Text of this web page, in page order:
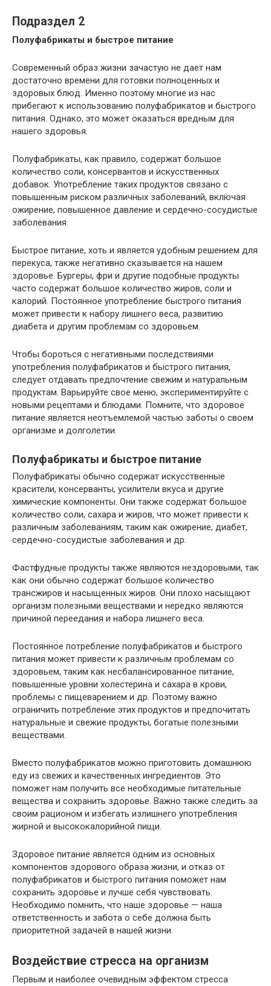
Подраздел 2
Полуфабрикаты и быстрое питание
Современный образ жизни зачастую не дает нам
достаточно времени для готовки полноценных и
здоровых блюд. Именно поэтому многие из нас
прибегают к использованию полуфабрикатов и быстрого
питания. Однако, это может оказаться вредным для
нашего здоровья.
Полуфабрикаты, как правило, содержат большое
количество соли, консервантов и искусственных
добавок. Употребление таких продуктов связано с
повышенным риском различных заболеваний, включая
ожирение, повышенное давление и сердечно-сосудистые
заболевания.
Быстрое питание, хоть и является удобным решением для
перекуса, также негативно сказывается на нашем
здоровье. Бургеры, фри и другие подобные продукты
часто содержат большое количество жиров, соли и
калорий. Постоянное употребление быстрого питания
может привести к набору лишнего веса, развитию
диабета и другим проблемам со здоровьем.
Чтобы бороться с негативными последствиями
употребления полуфабрикатов и быстрого питания,
следует отдавать предпочтение свежим и натуральным
продуктам. Варьируйте свое меню, экспериментируйте с
новыми рецептами и блюдами. Помните, что здоровое
питание является неотъемлемой частью заботы о своем
организме и долголетии.
Полуфабрикаты и быстрое питание
Полуфабрикаты обычно содержат искусственные
красители, консерванты, усилители вкуса и другие
химические компоненты. Они также содержат большое
количество соли, сахара и жиров, что может привести к
различным заболеваниям, таким как ожирение, диабет,
сердечно-сосудистые заболевания и др.
Фастфудные продукты также являются нездоровыми, так
как они обычно содержат большое количество
трансжиров и насыщенных жиров. Они плохо насыщают
организм полезными веществами и нередко являются
причиной переедания и набора лишнего веса.
Постоянное потребление полуфабрикатов и быстрого
питания может привести к различным проблемам со
здоровьем, таким как несбалансированное питание,
повышенные уровни холестерина и сахара в крови,
проблемы с пищеварением и др. Поэтому важно
ограничить потребление этих продуктов и предпочитать
натуральные и свежие продукты, богатые полезными
веществами.
Вместо полуфабрикатов можно приготовить домашнюю
еду из свежих и качественных ингредиентов. Это
поможет нам получить все необходимые питательные
вещества и сохранить здоровье. Важно также следить за
своим рационом и избегать излишнего употребления
жирной и высококалорийной пищи.
Здоровое питание является одним из основных
компонентов здорового образа жизни, и отказ от
полуфабрикатов и быстрого питания поможет нам
сохранить здоровье и лучше себя чувствовать.
Необходимо помнить, что наше здоровье — наша
ответственность и забота о себе должна быть
приоритетной задачей в нашей жизни.
Воздействие стресса на организм
Первым и наиболее очевидным эффектом стресса